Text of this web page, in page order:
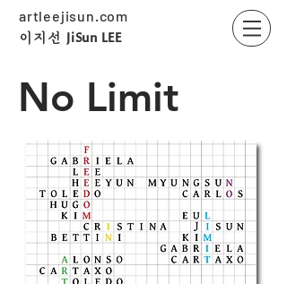
artleejisun.com
​이지선 JiSun LEE
No Limit